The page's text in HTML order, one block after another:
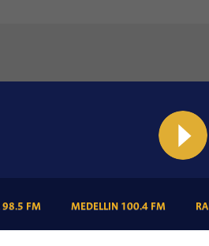
98.5 FM(CURRENT)MEDELLIN 100.4 FM